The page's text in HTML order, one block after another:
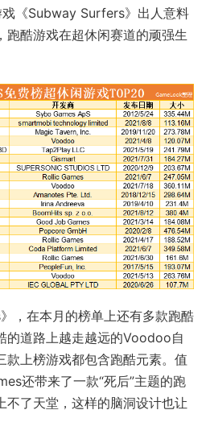
《Subway Surfers》出人意料
跑酷游戏在超休闲赛道的顽强生
，在本月的榜单上还有多款跑酷
的道路上越走越远的Voodoo自
款上榜游戏都包含跑酷元素。值
还带来了一款“死后”主题的跑
不了天堂，这样的脑洞设计也让